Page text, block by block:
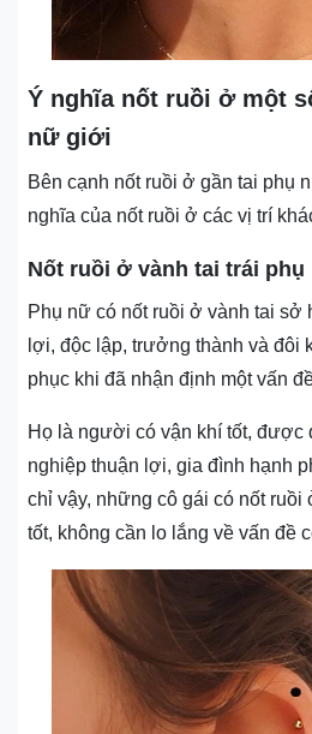
Ý nghĩa nốt ruồi ở một
nữ giới
Bên cạnh nốt ruồi ở gần tai phụ
nghĩa của nốt ruồi ở các vị trí
Nốt ruồi ở vành tai trái phụ
Phụ nữ có nốt ruồi ở vành tai sở
lợi, độc lập, trưởng thành và đôi
phục khi đã nhận định một vấn
Họ là người có vận khí tốt, được
nghiệp thuận lợi, gia đình hạnh
chỉ vậy, những cô gái có nốt ruồi
tốt, không cần lo lắng về vấn đề